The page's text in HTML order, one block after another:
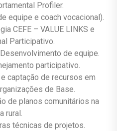
Profiler.
equipe e coach vocacional).
CEFE – VALUE LINKS e
Participativo.
de equipe.
participativo.
captação de recursos em
de Base.
de planos comunitários na
rural.
técnicas de projetos.